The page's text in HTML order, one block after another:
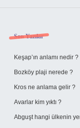
Sidebar
Son Yazılar
Keşap’ın anlamı nedir ?
Bozköy plaji nerede ?
Kros ne anlama gelir ?
Avarlar kim yıktı ?
Abguşt hangi ülkenin